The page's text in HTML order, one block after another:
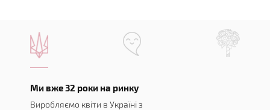
Ми вже 32 роки на ринку
Виробляємо квіти в Україні з